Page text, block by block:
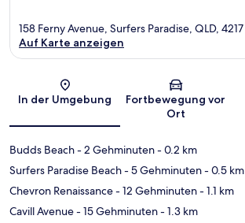
Karte
158 Ferny Avenue, Surfers Paradise, QLD, 4217
Auf Karte anzeigen
In der Umgebung
Fortbewegung vor
Ort
Budds Beach- 2 Gehminuten- 0.2 km
Surfers Paradise Beach- 5 Gehminuten- 0.5 km
Chevron Renaissance- 12 Gehminuten- 1.1 km
Cavill Avenue- 15 Gehminuten- 1.3 km